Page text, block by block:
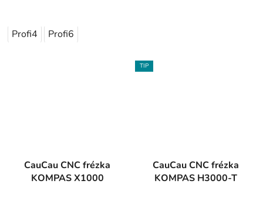
Profi4 Profi6
CauCau CNC frézka
KOMPAS X1000
TIP
CauCau CNC frézka
KOMPAS H3000-T